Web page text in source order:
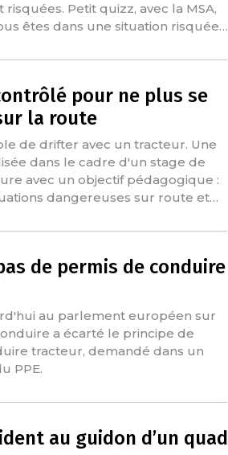
Petit quizz, avec la MSA,
êtes dans une situation risquée…
pour ne plus se
la route
de drifter avec un tracteur. Une
dans le cadre d'un stage de
avec un objectif pédagogique :
dangereuses sur route et…
de permis de conduire
au parlement européen sur
a écarté le principe de
tracteur, demandé dans un
PPE.
au guidon d’un quad